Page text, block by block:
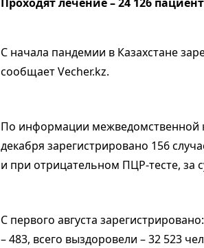
С начала пандемии в Казахстане
сообщает Vecher.kz.
По информации межведомственной
декабря зарегистрировано 156
и при отрицательном ПЦР-тесте, за
С первого августа
– 483, всего выздоровели – 32 523